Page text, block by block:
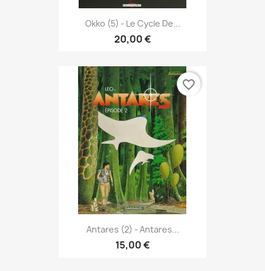
Okko (5) - Le Cycle De...
20,00 €
Antares (2) - Antares...
15,00 €
favorite_border